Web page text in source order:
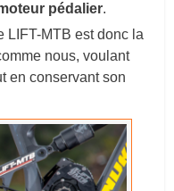
pédalier.
LIFT-MTB est donc la
nous, voulant
en conservant son